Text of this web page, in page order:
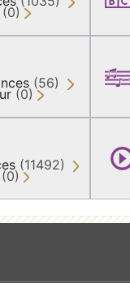
(0)
(56)
(0)
(11492)
(0)